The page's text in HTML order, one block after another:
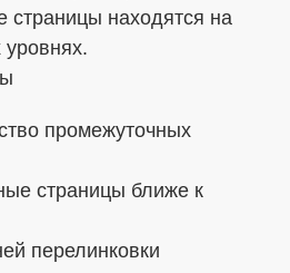
страницы находятся на
промежуточных
страницы ближе к
перелинковки